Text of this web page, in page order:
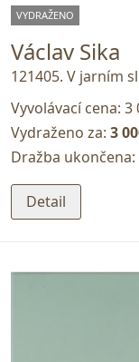
VYDRAŽENO
Václav Sika
121405. V jarním
Vyvolávací cena: 3
Vydraženo za: 3
Dražba ukončena:
Detail